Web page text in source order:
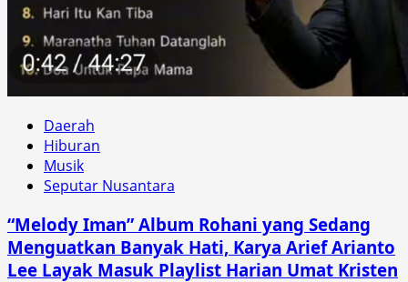
Daerah
Hiburan
Musik
Seputar Nusantara
“Melody Iman” Album Rohani yang Sedang
Menguatkan Banyak Hati, Karya Arief Arianto
Lee Layak Masuk Playlist Harian Umat Kristen